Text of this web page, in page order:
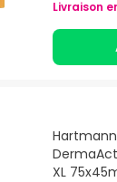
Livraison
XL